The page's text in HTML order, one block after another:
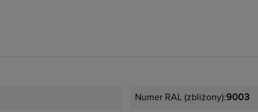
Numer RAL (zbliżony):9003